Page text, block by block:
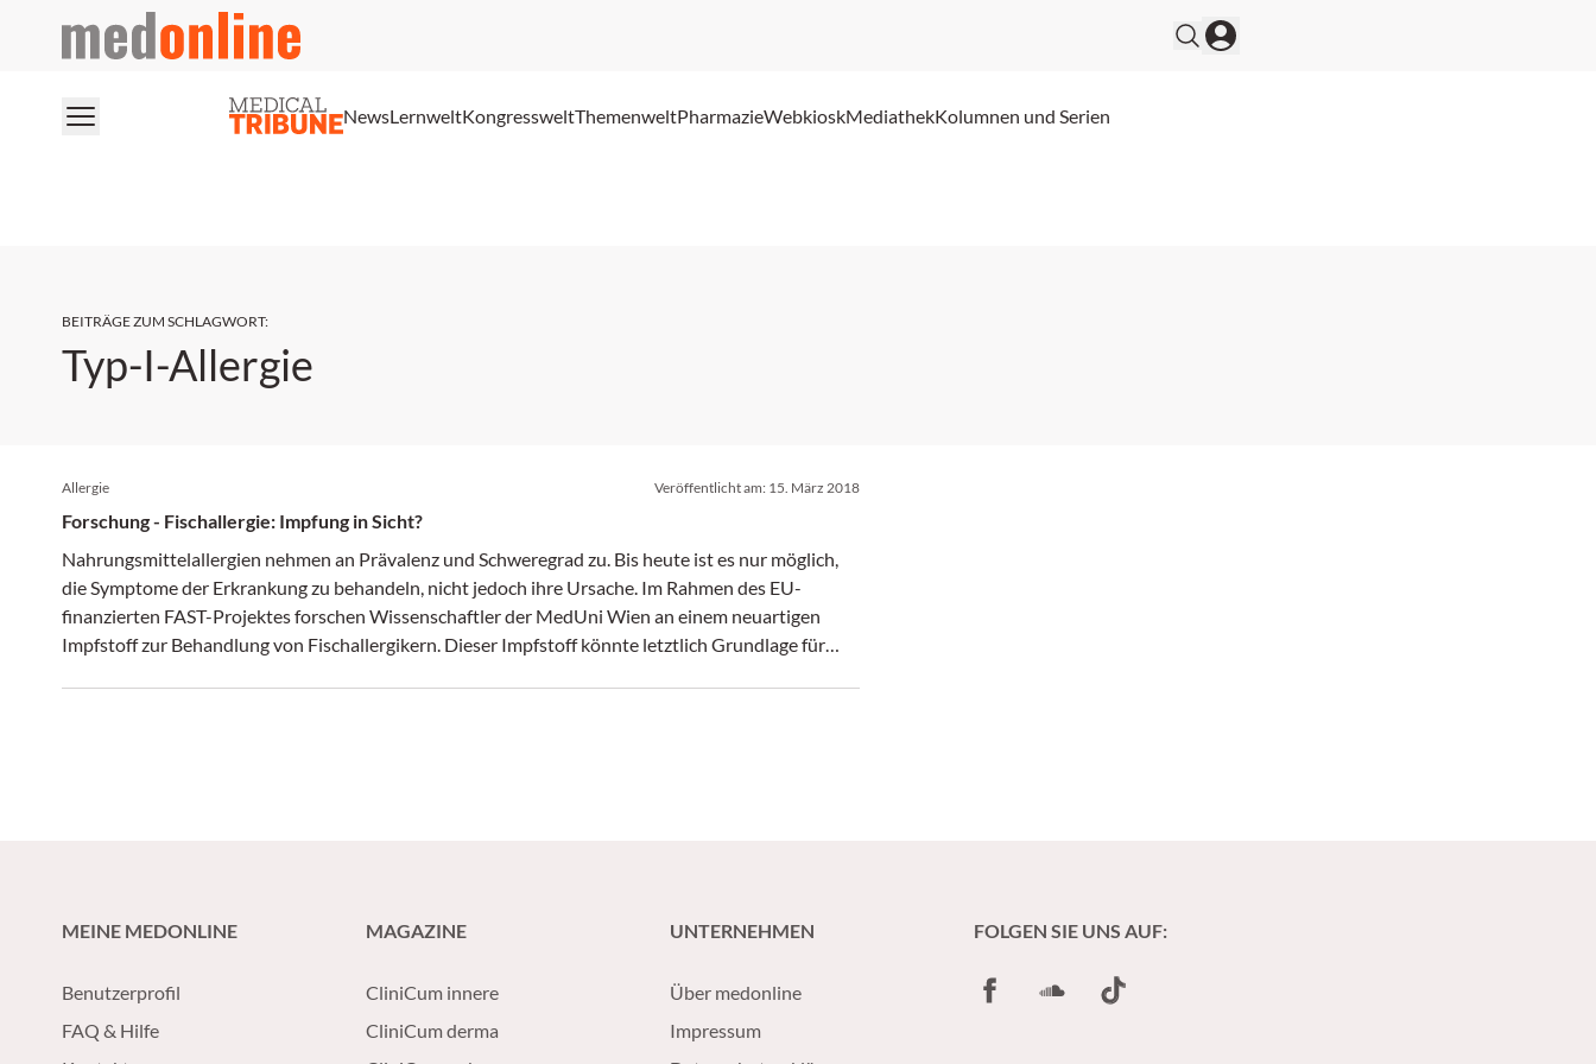
medonline
NewsLernweltKongressweltThemenweltPharmazieWebkioskMediathekKolumnen und Serien
BEITRÄGE ZUM SCHLAGWORT:
Typ-I-Allergie
Allergie Veröffentlicht am: 15. März 2018
Forschung - Fischallergie: Impfung in Sicht?
Nahrungsmittelallergien nehmen an Prävalenz und Schweregrad zu. Bis heute ist es nur möglich,
die Symptome der Erkrankung zu behandeln, nicht jedoch ihre Ursache. Im Rahmen des EU-
finanzierten FAST-Projektes forschen Wissenschaftler der MedUni Wien an einem neuartigen
Impfstoff zur Behandlung von Fischallergikern. Dieser Impfstoff könnte letztlich Grundlage für
MEINE MEDONLINE
Benutzerprofil
FAQ & Hilfe
MAGAZINE
CliniCum innere
CliniCum derma
UNTERNEHMEN
Über medonline
Impressum
FOLGEN SIE UNS AUF:
FacebookSoundCloud
TikTok